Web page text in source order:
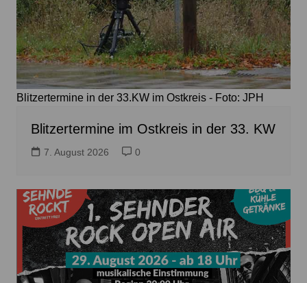
Blitzertermine in der 33.KW im Ostkreis - Foto: JPH
Blitzertermine im Ostkreis in der 33. KW
7. August 2026 0